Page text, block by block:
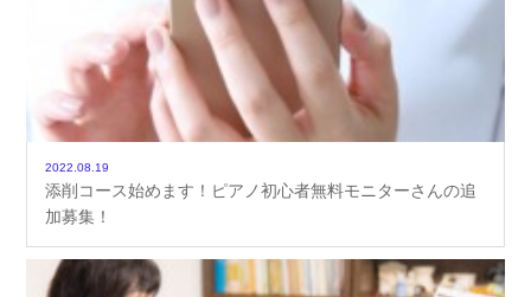
2022.08.19
添削コース始めます！ピアノ初心者無料モニターさんの追
加募集！